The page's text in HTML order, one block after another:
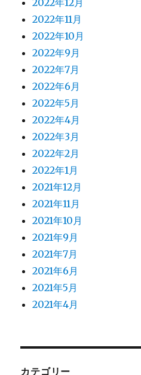
2022年11月
2022年10月
2022年9月
2022年7月
2022年6月
2022年5月
2022年4月
2022年3月
2022年2月
2022年1月
2021年12月
2021年11月
2021年10月
2021年9月
2021年7月
2021年6月
2021年5月
2021年4月
カテゴリー